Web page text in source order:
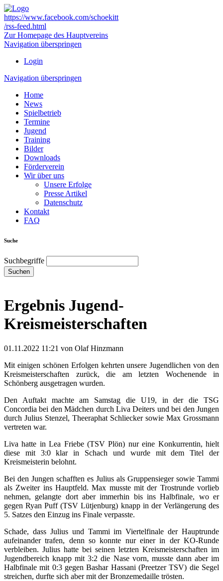
https://www.facebook.com/schoekitt
/rss-feed.html
Zur Homepage des Hauptvereins
Navigation überspringen
Login
Navigation überspringen
Home
News
Spielbetrieb
Termine
Jugend
Training
Bilder
Downloads
Förderverein
Wir über uns
Unsere Erfolge
Presse Artikel
Datenschutz
Kontakt
FAQ
Suche
Suchbegriffe
Suchen
Ergebnis Jugend-
Kreismeisterschaften
01.11.2022 11:21 von Olaf Hinzmann
Mit einigen schönen Erfolgen kehrten unsere Jugendlichen von den
Kreismeisterschaften zurück, die am letzten Wochenende in
Schönberg ausgetragen wurden.
Den Auftakt machte am Samstag die U19, in der die TSG
Concordia bei den Mädchen durch Liva Deiters und bei den Jungen
durch Julius Stenzel, Theeraphat Schliecker sowie Max Grossmann
vertreten war.
Liva hatte in Lea Friebe (TSV Plön) nur eine Konkurrentin, hielt
diese mit 3:0 klar in Schach und wurde mit dem Titel der
Kreismeisterin belohnt.
Bei den Jungen schafften es Julius als Gruppensieger sowie Tammi
als Zweiter ins Hauptfeld. Max musste mit der Trostrunde vorlieb
nehmen, gelangte dort aber immerhin bis ins Halbfinale, wo er
gegen Ryan Puff (TSV Lütjenburg) knapp in der Verlängerung des
5. Satzes den Einzug ins Finale verpasste.
Schade, dass Julius und Tammi im Viertelfinale der Hauptrunde
aufeinander trafen, denn so konnte nur einer in der KO-Runde
verbleiben. Julius hatte bei seinen letzten Kreismeisterschaften im
Jugendbereich knapp mit 3:2 die Nase vorn, musste dann aber im
Halbfinale mit 0:3 gegen Bashar Hassani (Preetzer TSV) die Segel
streichen, durfte sich aber mit der Bronzemedaille trösten.